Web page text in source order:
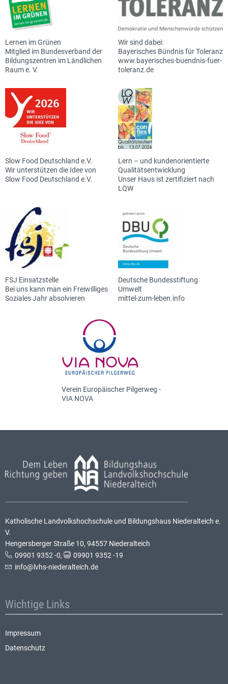
Messerer
Ökologie
-Agrarwissenschaften BSc.
-Organic Agricultural Systems and Agroecology
09901 935226
messerer@lvhs-niederalteich.de
Seelsorger und Hausgeistlicher
-Dr. theol., MA (Phil.)
Gerlinde Santl
Anmeldung, Pressearbeit, Homepage,
Werbung
anmeldung@lvhs-niederalteich.de
Nicole Schrömer
09901 9352-0
schroemer@lvhs-niederalteich.de
09901 9352-21
oppenkowski@lvhs-niederalteich.de
Stock
stellv. Hauswirtschaftsleiterin
-Köchin
-Restaurantfachfrau
stock@lvhs-niederalteich.de
Reinigungsleiterin
Lernen im Grünen
Mitglied im Bundesverband der
Bildungszentren im Ländlichen
Raum e. V.
Wir sind dabei:
Bayerisches Bündnis für Toleranz
www.bayerisches-buendnis-fuer-
toleranz.de
Slow Food Deutschland e.V.
Wir unterstützen die Idee von
Slow Food Deutschland e.V.
Lern – und kundenorientierte
Qualitätsentwicklung
Unser Haus ist zertifiziert nach
LQW
FSJ Einsatzstelle
Bei uns kann man ein Freiwilliges
Soziales Jahr absolvieren
Deutsche Bundesstiftung
Umwelt
mittel-zum-leben.info
Verein Europäischer Pilgerweg -
VIA NOVA
Katholische Landvolkshochschule und Bildungshaus Niederalteich e.
V.
Hengersberger Straße 10, 94557 Niederalteich
09901 9352 -0,
09901 9352 -19
info@lvhs-niederalteich.de
Wichtige Links
Impressum
Datenschutz